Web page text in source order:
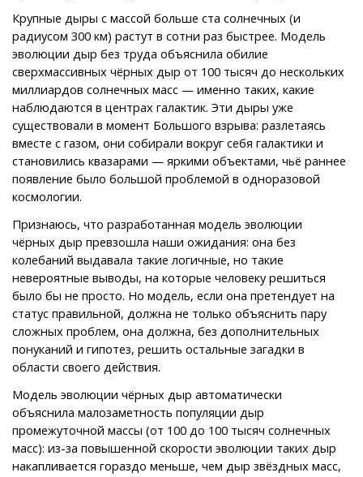
Крупные дыры с массой больше ста солнечных (и
радиусом 300 км) растут в сотни раз быстрее. Модель
эволюции дыр без труда объяснила обилие
сверхмассивных чёрных дыр от 100 тысяч до нескольких
миллиардов солнечных масс — именно таких, какие
наблюдаются в центрах галактик. Эти дыры уже
существовали в момент Большого взрыва: разлетаясь
вместе с газом, они собирали вокруг себя галактики и
становились квазарами — яркими объектами, чьё раннее
появление было большой проблемой в одноразовой
космологии.
Признаюсь, что разработанная модель эволюции
чёрных дыр превзошла наши ожидания: она без
колебаний выдавала такие логичные, но такие
невероятные выводы, на которые человеку решиться
было бы не просто. Но модель, если она претендует на
статус правильной, должна не только объяснить пару
сложных проблем, она должна, без дополнительных
понуканий и гипотез, решить остальные загадки в
области своего действия.
Модель эволюции чёрных дыр автоматически
объяснила малозаметность популяции дыр
промежуточной массы (от 100 до 100 тысяч солнечных
масс): из-за повышенной скорости эволюции таких дыр
накапливается гораздо меньше, чем дыр звёздных масс,